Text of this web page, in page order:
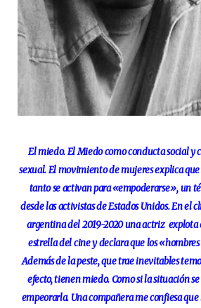
El miedo. El Miedo como conducta social y
sexual. El movimiento de mujeres explica
tanto se activan para «empoderarse», un
desde las activistas de Estados Unidos. En el
argentina del 2019-2020 una actriz explota
estrella del cine y declara que los
Además de la peste, que trae inevitables
efecto, tienen miedo. Como si la situación
empeorarla. Una compañera me confiesa